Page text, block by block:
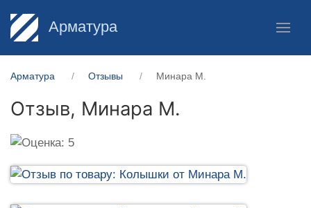
Арматура
Арматура Отзывы Минара М.
Отзыв, Минара М.